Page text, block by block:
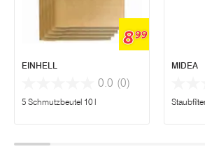
899
EINHELL
0.0 (0)
5 Schmutzbeutel 10 l
MIDEA